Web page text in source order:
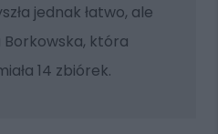
jednak łatwo, ale
Borkowska, która
14 zbiórek.